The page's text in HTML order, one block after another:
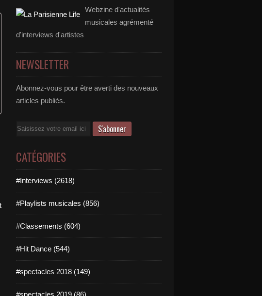
Webzine d'actualités
musicales agrémenté
d'interviews d'artistes
NEWSLETTER
Abonnez-vous pour être averti des nouveaux
articles publiés.
Email
CATÉGORIES
#Interviews (2618)
#Playlists musicales (856)
#Classements (604)
#Hit Dance (544)
#spectacles 2018 (149)
#spectacles 2019 (86)